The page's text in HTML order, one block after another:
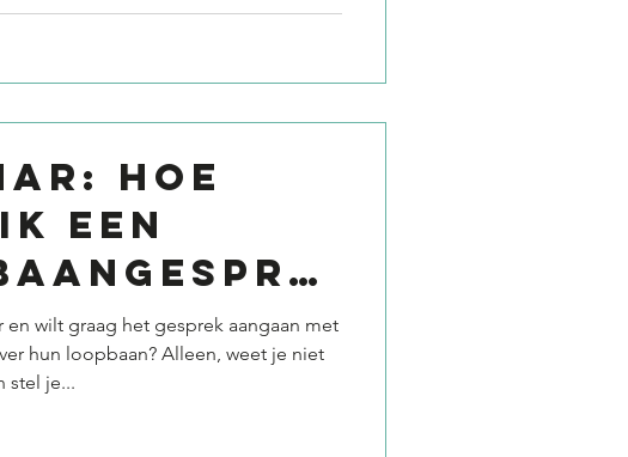
hoe
een
en wilt graag het gesprek aangaan met
hun loopbaan? Alleen, weet je niet
stel je...